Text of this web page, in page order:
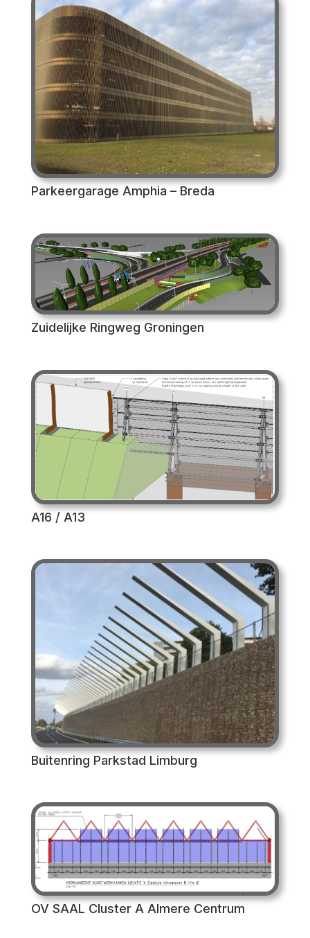
Parkeergarage Amphia – Breda
Zuidelijke Ringweg Groningen
A16 / A13
Buitenring Parkstad Limburg
OV SAAL Cluster A Almere Centrum